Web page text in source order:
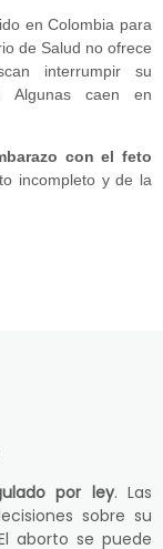
en Colombia para
de Salud no ofrece
interrumpir su
Algunas caen en
con el feto
incompleto y de la
por ley. Las
sobre su
aborto se puede